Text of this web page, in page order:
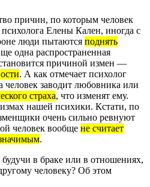
причин, по которым человек
Елены Кален, иногда с
люди пытаются поднять
одна распространенная
причиной измен —
. А как отмечает психолог
человек заводит любовника или
страха, что изменят ему.
нашей психики. Кстати, по
очень сильно ревнуют
человек вообще не считает
.
в браке или в отношениях,
человеку? Об этом